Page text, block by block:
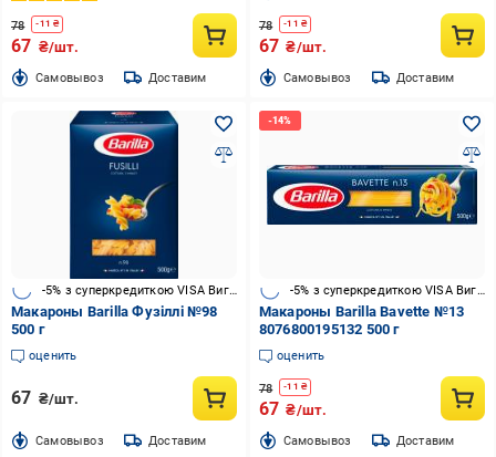
78 -11 ₴
67 ₴/шт.
Cамовывоз Доставим
78 -11 ₴
67 ₴/шт.
Cамовывоз Доставим
-5% з суперкредиткою VISA Вигода
Макароны Barilla Фузіллі №98
500 г
оценить
67 ₴/шт.
Cамовывоз Доставим
Макароны Barilla Bavette №13
8076800195132 500 г
оценить
78 -11 ₴
67 ₴/шт.
Cамовывоз Доставим